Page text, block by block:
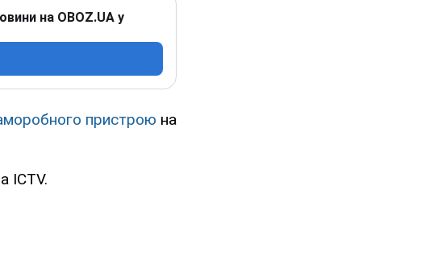
на OBOZ.UA у
пристрою на
ICTV.